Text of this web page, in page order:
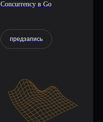
Concurrency в Go
предзапись